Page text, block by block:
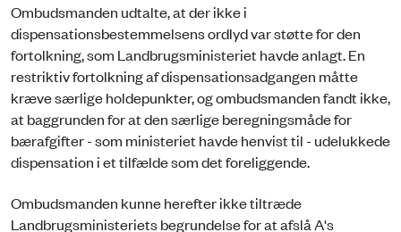
Ombudsmanden udtalte, at der ikke i
dispensationsbestemmelsens ordlyd var støtte for den
fortolkning, som Landbrugsministeriet havde anlagt. En
restriktiv fortolkning af dispensationsadgangen måtte
kræve særlige holdepunkter, og ombudsmanden fandt ikke,
at baggrunden for at den særlige beregningsmåde for
bærafgifter - som ministeriet havde henvist til - udelukkede
dispensation i et tilfælde som det foreliggende.
Ombudsmanden kunne herefter ikke tiltræde
Landbrugsministeriets begrundelse for at afslå A's